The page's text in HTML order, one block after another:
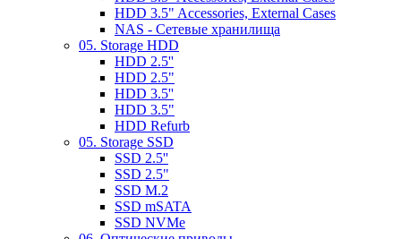
HDD 3.5" Accessories, External Cases
NAS - Сетевые хранилища
05. Storage HDD
HDD 2.5''
HDD 2.5"
HDD 3.5''
HDD 3.5"
HDD Refurb
05. Storage SSD
SSD 2.5''
SSD 2.5"
SSD M.2
SSD mSATA
SSD NVMe